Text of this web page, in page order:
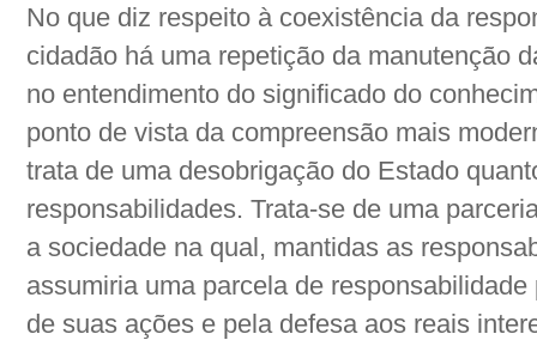
No que diz respeito à coexistência da
cidadão há uma repetição da manutenção
no entendimento do significado do
ponto de vista da compreensão mais
trata de uma desobrigação do Estado
responsabilidades. Trata-se de uma
a sociedade na qual, mantidas as
assumiria uma parcela de
de suas ações e pela defesa aos reais